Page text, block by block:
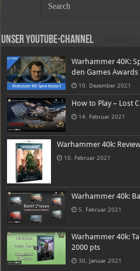
Unser Youtube-Channel
Warhammer 40K:
den Games
10. Dezember 2021
How to Play – Lost
14. Februar 2021
Warhammer 40k:
10. Februar 2021
Warhammer 40k:
5. Februar 2021
Warhammer 40k:
2000 pts
30. Januar 2021